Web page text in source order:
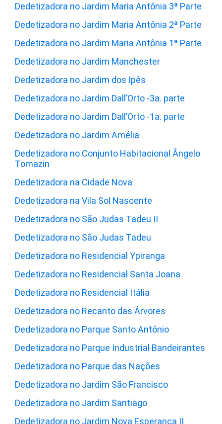
Dedetizadora no Jardim Maria Antônia 3ª Parte
Dedetizadora no Jardim Maria Antônia 2ª Parte
Dedetizadora no Jardim Maria Antônia 1ª Parte
Dedetizadora no Jardim Manchester
Dedetizadora no Jardim dos Ipês
Dedetizadora no Jardim Dall’Orto -3a. parte
Dedetizadora no Jardim Dall’Orto -1a. parte
Dedetizadora no Jardim Amélia
Dedetizadora no Conjunto Habitacional Ângelo
Tomazin
Dedetizadora na Cidade Nova
Dedetizadora na Vila Sol Nascente
Dedetizadora no São Judas Tadeu II
Dedetizadora no São Judas Tadeu
Dedetizadora no Residencial Ypiranga
Dedetizadora no Residencial Santa Joana
Dedetizadora no Residencial Itália
Dedetizadora no Recanto das Árvores
Dedetizadora no Parque Santo Antônio
Dedetizadora no Parque Industrial Bandeirantes
Dedetizadora no Parque das Nações
Dedetizadora no Jardim São Francisco
Dedetizadora no Jardim Santiago
Dedetizadora no Jardim Nova Esperança II